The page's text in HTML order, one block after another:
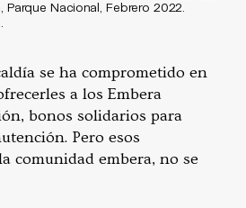
Nacional, Febrero 2022.
se ha comprometido en
a los Embera
bonos solidarios para
Pero esos
comunidad embera, no se